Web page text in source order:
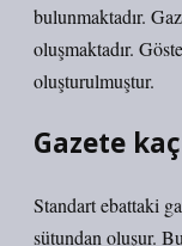
bulunmaktadır.
oluşmaktadır.
oluşturulmuştur.
Gazete
Standart ebattaki
sütundan oluşur.